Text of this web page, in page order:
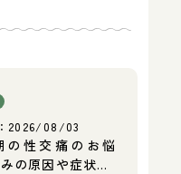
2026/08/03
の性交痛のお悩
の原因や症状…